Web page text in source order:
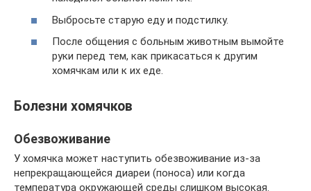
Выбросьте старую еду и подстилку.
После общения с больным животным вымойте
руки перед тем, как прикасаться к другим
хомячкам или к их еде.
Болезни хомячков
Обезвоживание
У хомячка может наступить обезвоживание из-за
непрекращающейся диареи (поноса) или когда
температура окружающей среды слишком высокая.